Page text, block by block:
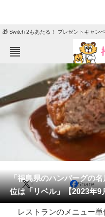
🎁 Switch 2もあたる！ プレゼントキャン
ねとらぼメニュー
エンタメ
グルメ
会員記事
メディア
「福島県のハンバーグの
位は「リベル」【2023年
X Share
レストランのメニュー単